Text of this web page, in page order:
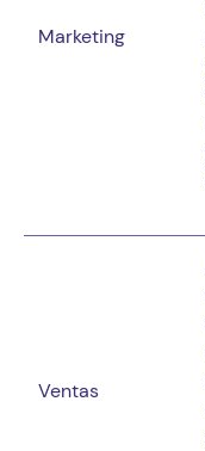
Marketing
Ventas